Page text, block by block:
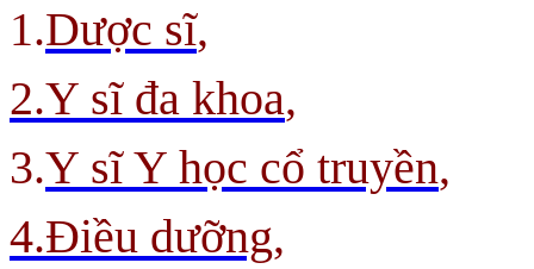
1.Dược sĩ,
2.Y sĩ đa khoa,
3.Y sĩ Y học cổ truyền,
4.Điều dưỡng,